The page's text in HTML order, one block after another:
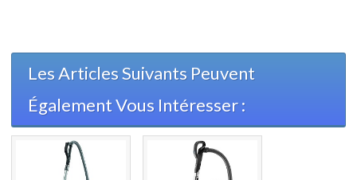
Les Articles Suivants Peuvent
Également Vous Intéresser :